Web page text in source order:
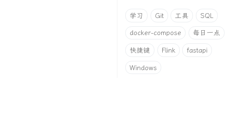
学习 Git 工具 SQL
docker-compose 每日一点
快捷键 Flink fastapi
Windows